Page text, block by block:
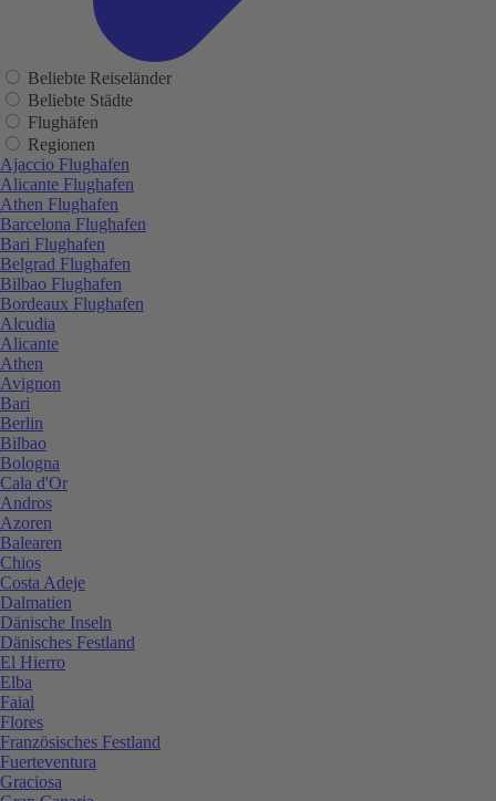
Beliebte Reiseländer
Beliebte Städte
Flughäfen
Regionen
Ajaccio Flughafen
Alicante Flughafen
Athen Flughafen
Barcelona Flughafen
Bari Flughafen
Belgrad Flughafen
Bilbao Flughafen
Bordeaux Flughafen
Alcudia
Alicante
Athen
Avignon
Bari
Berlin
Bilbao
Bologna
Cala d'Or
Andros
Azoren
Balearen
Chios
Costa Adeje
Dalmatien
Dänische Inseln
Dänisches Festland
El Hierro
Elba
Faial
Flores
Französisches Festland
Fuerteventura
Graciosa